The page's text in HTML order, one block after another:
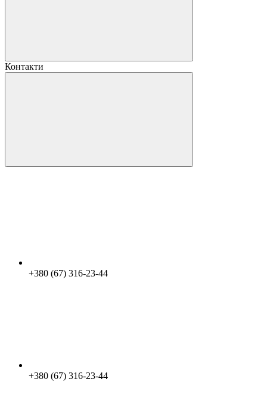
Контакти
+380 (67) 316-23-44
+380 (67) 316-23-44